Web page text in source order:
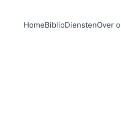
HomeBiblioDienstenOver